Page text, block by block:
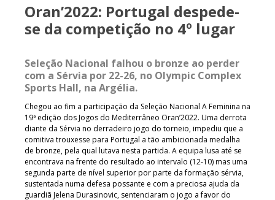
Oran’2022: Portugal despede-
se da competição no 4º lugar
Seleção Nacional falhou o bronze ao perder
com a Sérvia por 22-26, no Olympic Complex
Sports Hall, na Argélia.
Chegou ao fim a participação da Seleção Nacional A Feminina na
19ª edição dos Jogos do Mediterrâneo Oran’2022. Uma derrota
diante da Sérvia no derradeiro jogo do torneio, impediu que a
comitiva trouxesse para Portugal a tão ambicionada medalha
de bronze, pela qual lutava nesta partida. A equipa lusa até se
encontrava na frente do resultado ao intervalo (12-10) mas uma
segunda parte de nível superior por parte da formação sérvia,
sustentada numa defesa possante e com a preciosa ajuda da
guardiã Jelena Durasinovic, sentenciaram o jogo a favor do